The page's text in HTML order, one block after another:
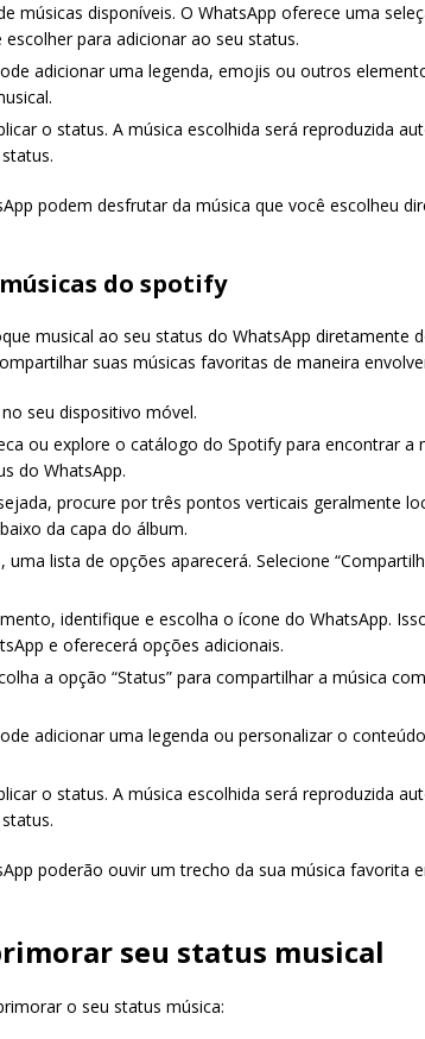
músicas disponíveis. O WhatsApp oferece uma
para adicionar ao seu status.
adicionar uma legenda, emojis ou outros
o status. A música escolhida será reproduzida
podem desfrutar da música que você escolheu
do spotify
musical ao seu status do WhatsApp diretamente
suas músicas favoritas de maneira
seu dispositivo móvel.
ou explore o catálogo do Spotify para encontrar a
do WhatsApp.
procure por três pontos verticais geralmente
da capa do álbum.
lista de opções aparecerá. Selecione
identifique e escolha o ícone do WhatsApp.
e oferecerá opções adicionais.
a opção “Status” para compartilhar a música
adicionar uma legenda ou personalizar o
o status. A música escolhida será reproduzida
poderão ouvir um trecho da sua música favorita
seu status musical
o seu status música: